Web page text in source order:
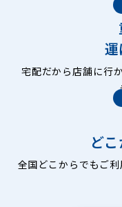
宅配だから店舗に行
ど
全国どこからでもご